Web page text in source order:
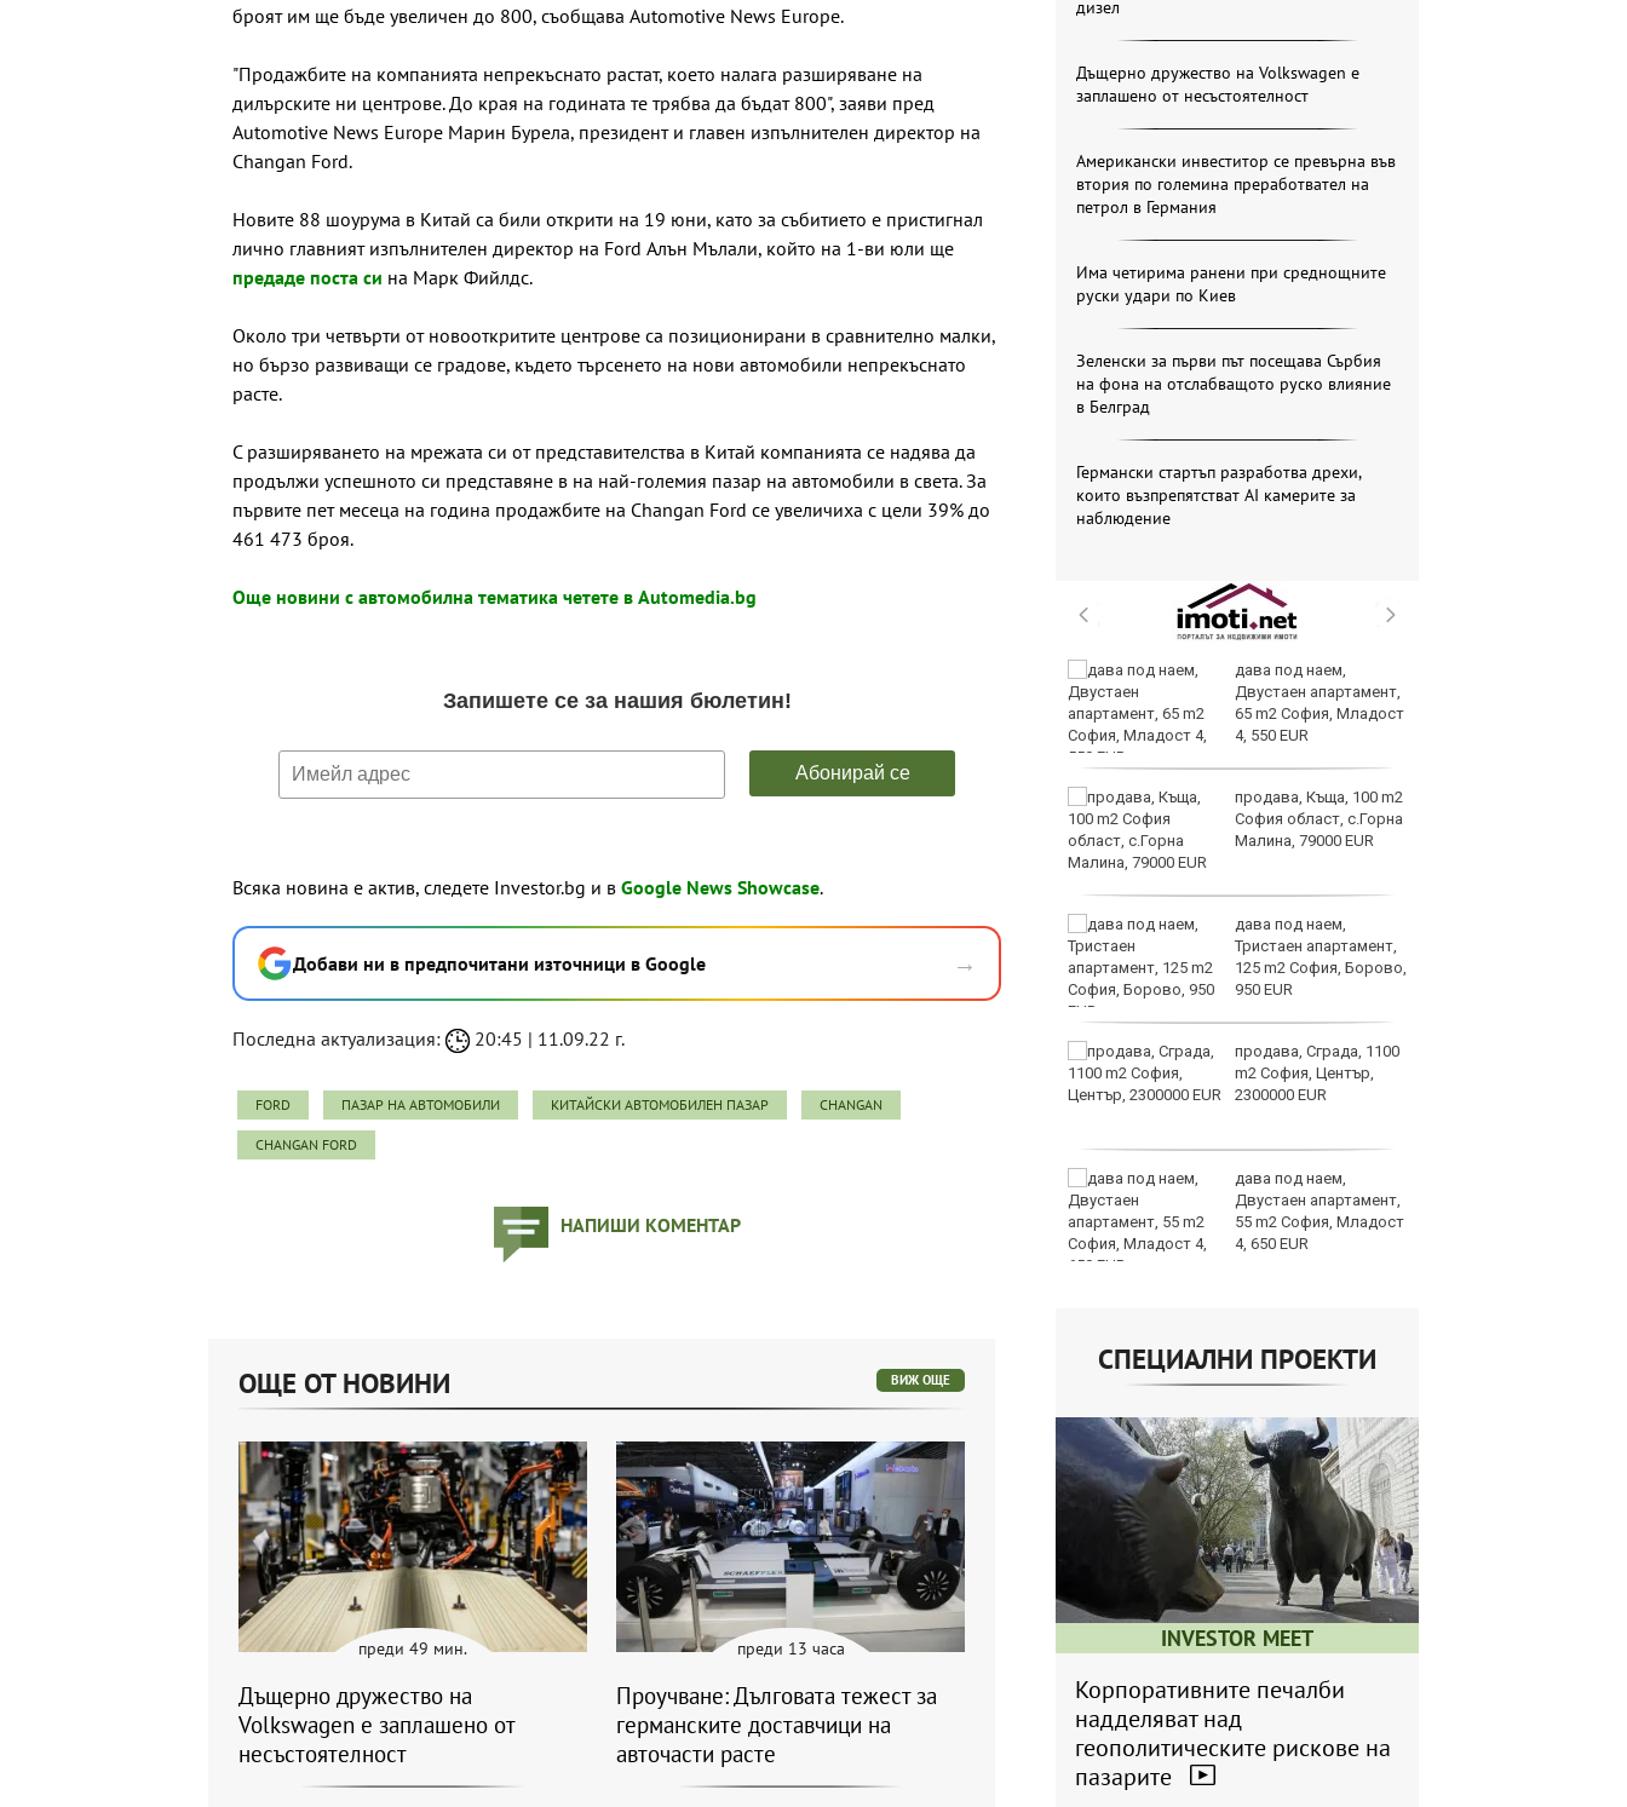
броят им ще бъде увеличен до 800, съобщава Automotive News Europe.
"Продажбите на компанията непрекъснато растат, което налага разширяване на
дилърските ни центрове. До края на годината те трябва да бъдат 800", заяви пред
Automotive News Europe Марин Бурела, президент и главен изпълнителен директор на
Changan Ford.
Новите 88 шоурума в Китай са били открити на 19 юни, като за събитието е пристигнал
лично главният изпълнителен директор на Ford Алън Мълали, който на 1-ви юли ще
предаде поста си на Марк Фийлдс.
Около три четвърти от новооткритите центрове са позиционирани в сравнително малки,
но бързо развиващи се градове, където търсенето на нови автомобили непрекъснато
расте.
С разширяването на мрежата си от представителства в Китай компанията се надява да
продължи успешното си представяне в на най-големия пазар на автомобили в света. За
първите пет месеца на година продажбите на Changan Ford се увеличиха с цели 39% до
461 473 броя.
Още новини с автомобилна тематика четете в Automedia.bg
Всяка новина е актив, следете Investor.bg и в Google News Showcase.
Добави ни в предпочитани източници в Google →
Последна актуализация: 20:45 | 11.09.22 г.
FORD ПАЗАР НА АВТОМОБИЛИ КИТАЙСКИ АВТОМОБИЛЕН ПАЗАР CHANGAN
CHANGAN FORD
НАПИШИ КОМЕНТАР
дизел
Дъщерно дружество на Volkswagen е
заплашено от несъстоятелност
Американски инвеститор се превърна във
втория по големина преработвател на
петрол в Германия
Има четирима ранени при среднощните
руски удари по Киев
Зеленски за първи път посещава Сърбия
на фона на отслабващото руско влияние
в Белград
Германски стартъп разработва дрехи,
които възпрепятстват AI камерите за
наблюдение
Европа бележи ръст
Фестивал на етносите
завладява Варна днес
катастрофи у нас за
последните 24 часа
дава под наем,
Двустаен апартамент,
65 m2 София, Младост
4, 550 EUR
продава, Къща, 100 m2
София област, с.Горна
Малина, 79000 EUR
дава под наем,
Тристаен апартамент,
125 m2 София, Борово,
950 EUR
продава, Сграда, 1100
m2 София, Център,
2300000 EUR
дава под наем,
Двустаен апартамент,
55 m2 София, Младост
4, 650 EUR
СПЕЦИАЛНИ ПРОЕКТИ
INVESTOR MEET
Корпоративните печалби
надделяват над
геополитическите рискове на
пазарите
ОЩЕ ОТ НОВИНИ ВИЖ ОЩЕ
преди 49 мин.
Дъщерно дружество на
Volkswagen е заплашено от
несъстоятелност
преди 13 часа
Проучване: Дълговата тежест за
германските доставчици на
авточасти расте